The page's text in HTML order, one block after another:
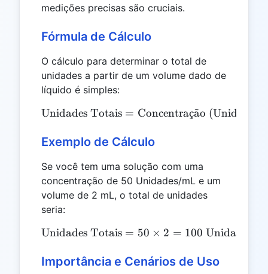
medições precisas são cruciais.
Fórmula de Cálculo
O cálculo para determinar o total de
unidades a partir de um volume dado de
líquido é simples:
\text{Unidades Totais}
Unidades Totais = Concentrac
¸a
˜o
Exemplo de Cálculo
Se você tem uma solução com uma
concentração de 50 Unidades/mL e um
volume de 2 mL, o total de unidades
seria:
\text{Unidades Totais}
Unidades Totais = 50 × 2 = 100 Unidades
Importância e Cenários de Uso